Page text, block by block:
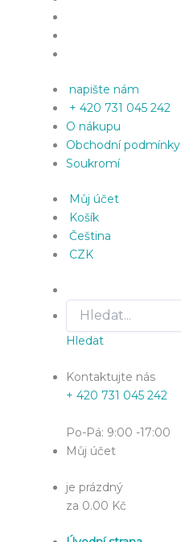
napište nám
+ 420 731 045 242
O nákupu
Obchodní podmínky
Soukromí
Můj účet
Košík
Čeština
CZK
Hledat
Kontaktujte nás
+ 420 731 045 242
Po-Pá: 9:00 -17:00
Můj účet
je prázdný
za 0.00 Kč